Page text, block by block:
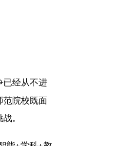
已经从不进
范院校既面
。